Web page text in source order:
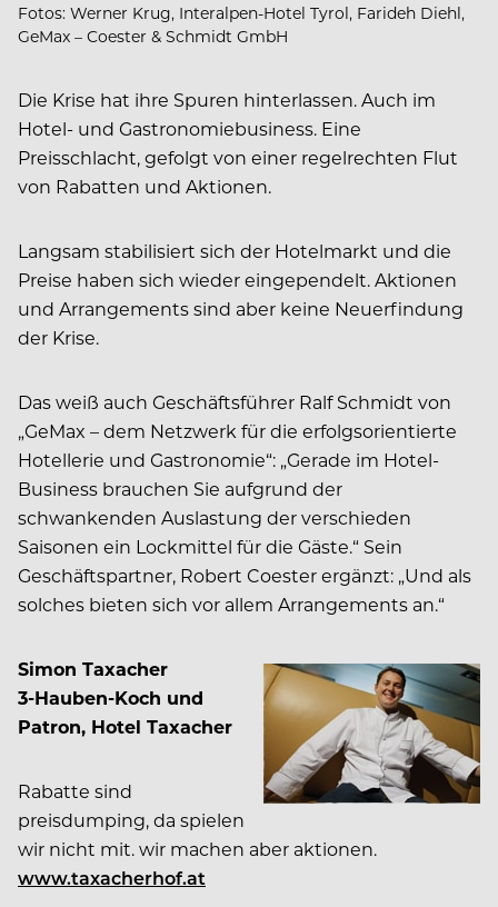
Fotos: Werner Krug, Interalpen-Hotel Tyrol, Farideh Diehl,
GeMax – Coester & Schmidt GmbH
Die Krise hat ihre Spuren hinterlassen. Auch im
Hotel- und Gastronomiebusiness. Eine
Preisschlacht, gefolgt von einer regelrechten Flut
von Rabatten und Aktionen.
Langsam stabilisiert sich der Hotelmarkt und die
Preise haben sich wieder eingependelt. Aktionen
und Arrangements sind aber keine Neuerfindung
der Krise.
Das weiß auch Geschäftsführer Ralf Schmidt von
„GeMax – dem Netzwerk für die erfolgsorientierte
Hotellerie und Gastronomie“: „Gerade im Hotel-
Business brauchen Sie aufgrund der
schwankenden Auslastung der verschieden
Saisonen ein Lockmittel für die Gäste.“ Sein
Geschäftspartner, Robert Coester ergänzt: „Und als
solches bieten sich vor allem Arrangements an.“
Simon Taxacher
3-Hauben-Koch und
Patron, Hotel Taxacher
Rabatte sind
preisdumping, da spielen
wir nicht mit. wir machen aber aktionen.
www.taxacherhof.at